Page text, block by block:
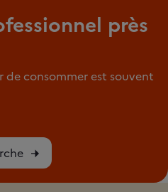
près
de consommer est souvent